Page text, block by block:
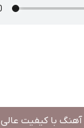
آهنگ با کیفیت عالی 320